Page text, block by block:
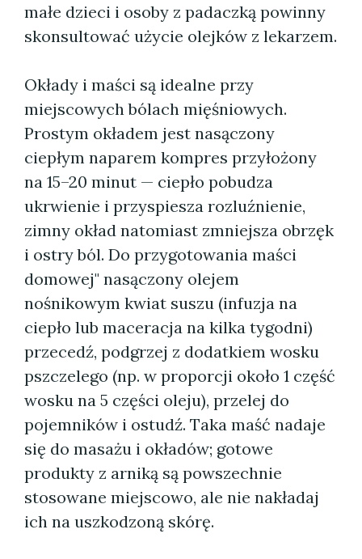
małe dzieci i osoby z padaczką powinny
skonsultować użycie olejków z lekarzem.
Okłady i maści są idealne przy
miejscowych bólach mięśniowych.
Prostym okładem jest nasączony
ciepłym naparem kompres przyłożony
na 15–20 minut — ciepło pobudza
ukrwienie i przyspiesza rozluźnienie,
zimny okład natomiast zmniejsza obrzęk
i ostry ból. Do przygotowania maści
domowej" nasączony olejem
nośnikowym kwiat suszu (infuzja na
ciepło lub maceracja na kilka tygodni)
przecedź, podgrzej z dodatkiem wosku
pszczelego (np. w proporcji około 1 część
wosku na 5 części oleju), przelej do
pojemników i ostudź. Taka maść nadaje
się do masażu i okładów; gotowe
produkty z arniką są powszechnie
stosowane miejscowo, ale nie nakładaj
ich na uszkodzoną skórę.